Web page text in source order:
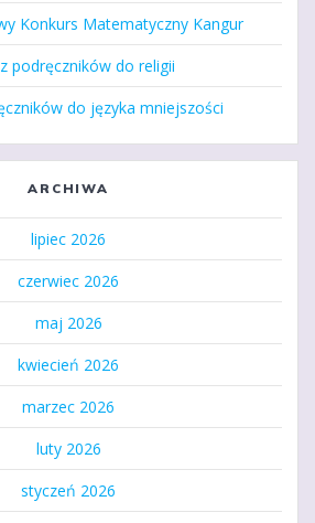
Konkurs Matematyczny Kangur
podręczników do religii
do języka mniejszości
ARCHIWA
lipiec 2026
czerwiec 2026
maj 2026
kwiecień 2026
marzec 2026
luty 2026
styczeń 2026